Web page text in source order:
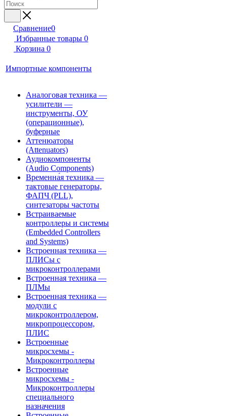
Сравнение0
Избранные товары 0
Корзина 0
Импортные компоненты
Аналоговая техника —
усилители —
инструменты, ОУ
(операционные),
буферные
Аттенюаторы
(Attenuators)
Аудиокомпоненты
(Audio Components)
Временна́я техника —
тактовые генераторы,
ФАПЧ (PLL),
синтезаторы частоты
Встраиваемые
контроллеры и системы
(Embedded Controllers
and Systems)
Встроенная техника —
ПЛИСы с
микроконтроллерами
Встроенная техника —
ПЛМы
Встроенная техника —
модули с
микроконтроллером,
микропроцессором,
ПЛИС
Встроенные
микросхемы -
Микроконтроллеры
Встроенные
микросхемы -
Микроконтроллеры
специального
назначения